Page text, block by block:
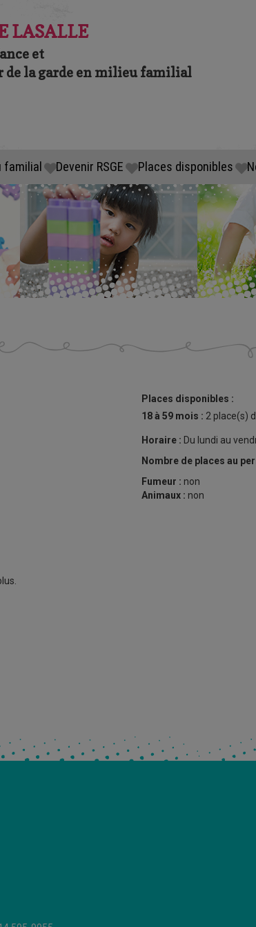
LASALLE
et
de la garde en milieu familial
familial Devenir RSGE Places disponibles
Places disponibles :
18 à 59 mois : 2 place(s)
Horaire : Du lundi au
Nombre de places au
Fumeur : non
Animaux : non